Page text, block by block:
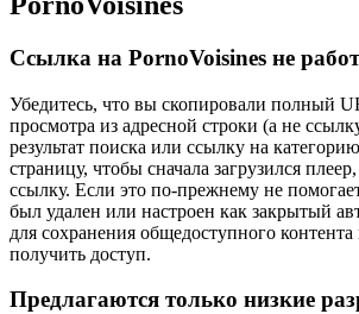
Ссылка на PornoVoisines не
Убедитесь, что вы скопировали полный
просмотра из адресной строки (а не
результат поиска или ссылку на
страницу, чтобы сначала загрузился
ссылку. Если это по-прежнему не
был удален или настроен как закрытый
для сохранения общедоступного
получить доступ.
Предлагаются только низкие